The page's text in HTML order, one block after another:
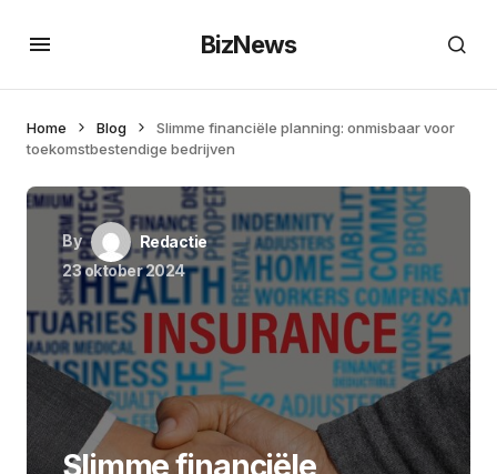
BizNews
Home Blog
Slimme financiële planning: onmisbaar voor
toekomstbestendige bedrijven
By
Redactie
23 oktober 2024
Slimme financiële